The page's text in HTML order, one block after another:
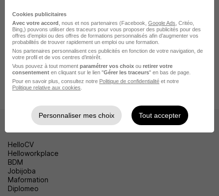
Accueil Emploi
Emploi Cholet
Emploi Ressources Humaines Cholet
Emploi Chargé de développement RH Cholet
Alternance - Charge de Developpement RH H/F
Les sites
HelloCV
Helloworkplace
BDM
Jobijoba
Maformation
Diplomeo
Cookies publicitaires
Avec votre accord , nous et nos partenaires (Facebook, Google Ads , Critéo,
Bing,) pouvons utiliser des traceurs pour vous proposer des publicités pour des
offres d’emploi ou des offres de formations personnalisés afin d’augmenter vos
probabilités de trouver rapidement un emploi ou une formation.
Nos partenaires personnalisent ces publicités en fonction de votre navigation, de
votre profil et de vos centres d’intérêt.
Vous pouvez à tout moment paramétrer vos choix ou retirer votre
consentement en cliquant sur le lien "Gérer les traceurs" en bas de page.
Pour en savoir plus, consultez notre Politique de confidentialité et notre
Politique relative aux cookies
Personnaliser mes choix Tout accepter